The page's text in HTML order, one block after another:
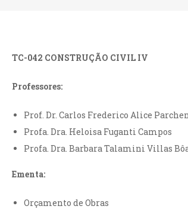
TC-042 CONSTRUÇÃO CIVIL IV
Professores:
Prof. Dr. Carlos Frederico Alice
Profa. Dra. Heloisa Fuganti Campos
Profa. Dra. Barbara Talamini Villas
Ementa:
Orçamento de Obras